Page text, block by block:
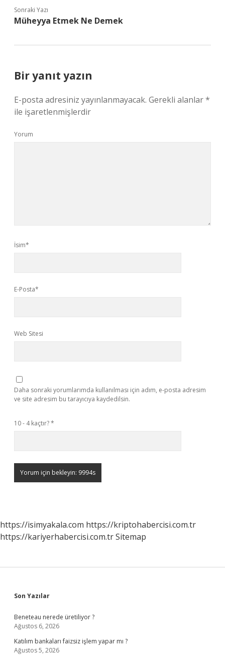
Sonraki Yazı
Müheyya Etmek Ne Demek
Bir yanıt yazın
E-posta adresiniz yayınlanmayacak. Gerekli alanlar*
ile işaretlenmişlerdir
Yorum
İsim*
E-Posta*
Web Sitesi
Daha sonraki yorumlarımda kullanılması için adım, e-posta adresim
ve site adresim bu tarayıcıya kaydedilsin.
10 - 4 kaçtır?*
https://isimyakala.com https://kriptohabercisi.com.tr
https://kariyerhabercisi.com.trSitemap
Sidebar
Son Yazılar
Beneteau nerede üretiliyor ?
Ağustos 6, 2026
Katılım bankaları faizsiz işlem yapar mı ?
Ağustos 5, 2026